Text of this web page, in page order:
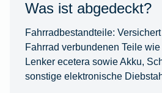
Was ist abgedeckt?
Fahrradbestandteile:
Fahrrad verbundenen Teile
Lenker ecetera sowie Akku,
sonstige elektronische